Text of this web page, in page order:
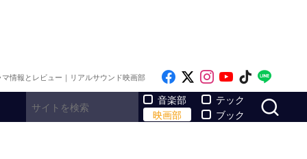
情報とレビュー｜リアルサウンド映画部 Like on Facebook
Follow on x
Follow on
Follow on
Follow
音楽部
映画部
テック
ブック